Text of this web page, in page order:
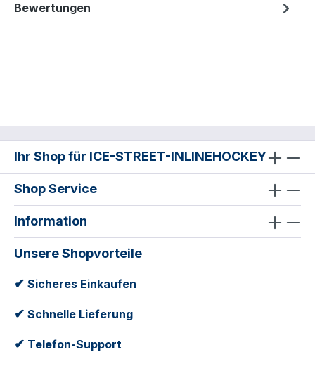
Bewertungen
Ihr Shop für ICE-STREET-INLINEHOCKEY
Shop Service
Information
Unsere Shopvorteile
✔ Sicheres Einkaufen
✔ Schnelle Lieferung
✔ Telefon-Support